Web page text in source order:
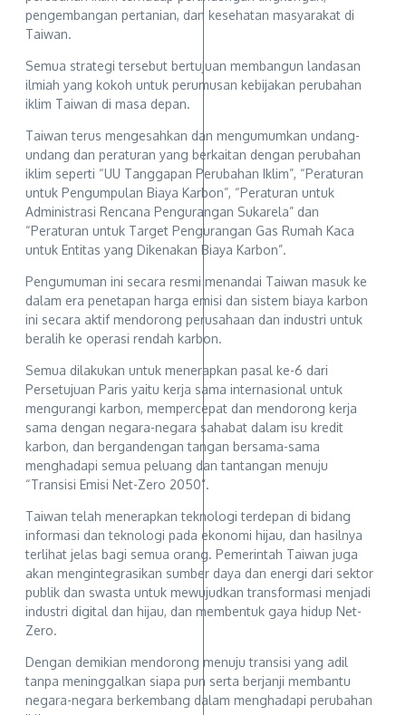
pengembangan pertanian, dan kesehatan masyarakat di
Taiwan.
Semua strategi tersebut bertujuan membangun landasan
ilmiah yang kokoh untuk perumusan kebijakan perubahan
iklim Taiwan di masa depan.
Taiwan terus mengesahkan dan mengumumkan undang-
undang dan peraturan yang berkaitan dengan perubahan
iklim seperti “UU Tanggapan Perubahan Iklim”, “Peraturan
untuk Pengumpulan Biaya Karbon”, “Peraturan untuk
Administrasi Rencana Pengurangan Sukarela” dan
“Peraturan untuk Target Pengurangan Gas Rumah Kaca
untuk Entitas yang Dikenakan Biaya Karbon”.
Pengumuman ini secara resmi menandai Taiwan masuk ke
dalam era penetapan harga emisi dan sistem biaya karbon
ini secara aktif mendorong perusahaan dan industri untuk
beralih ke operasi rendah karbon.
Semua dilakukan untuk menerapkan pasal ke-6 dari
Persetujuan Paris yaitu kerja sama internasional untuk
mengurangi karbon, mempercepat dan mendorong kerja
sama dengan negara-negara sahabat dalam isu kredit
karbon, dan bergandengan tangan bersama-sama
menghadapi semua peluang dan tantangan menuju
“Transisi Emisi Net-Zero 2050”.
Taiwan telah menerapkan teknologi terdepan di bidang
informasi dan teknologi pada ekonomi hijau, dan hasilnya
terlihat jelas bagi semua orang. Pemerintah Taiwan juga
akan mengintegrasikan sumber daya dan energi dari sektor
publik dan swasta untuk mewujudkan transformasi menjadi
industri digital dan hijau, dan membentuk gaya hidup Net-
Zero.
Dengan demikian mendorong menuju transisi yang adil
tanpa meninggalkan siapa pun serta berjanji membantu
negara-negara berkembang dalam menghadapi perubahan